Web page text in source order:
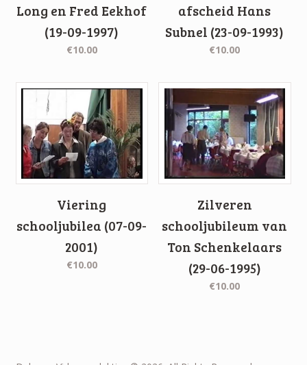
Long en Fred Eekhof
(19-09-1997)
€10.00
afscheid Hans
Subnel (23-09-1993)
€10.00
Viering
schooljubilea (07-09-
2001)
€10.00
Zilveren
schooljubileum van
Ton Schenkelaars
(29-06-1995)
€10.00